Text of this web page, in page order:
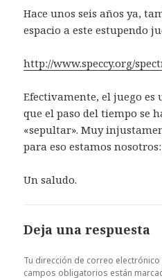
Hace unos seis años ya,
espacio a este estupendo
http://www.speccy.org/
Efectivamente, el juego
que el paso del tiempo se
«sepultar». Muy
para eso estamos
Un saludo.
Deja una respuesta
Tu dirección de correo
campos obligatorios están